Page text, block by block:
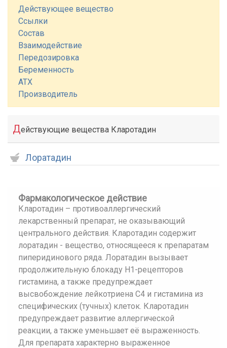
Действующее вещество
Ссылки
Состав
Взаимодействие
Передозировка
Беременность
АТХ
Производитель
Действующие вещества Кларотадин
Лоратадин
Фармакологическое действие
Кларотадин – противоаллергический
лекарственный препарат, не оказывающий
центрального действия. Кларотадин содержит
лоратадин - вещество, относящееся к препаратам
пиперидинового ряда. Лоратадин вызывает
продолжительную блокаду H1-рецепторов
гистамина, а также предупреждает
высвобождение лейкотриена C4 и гистамина из
специфических (тучных) клеток. Кларотадин
предупреждает развитие аллергической
реакции, а также уменьшает её выраженность.
Для препарата характерно выраженное